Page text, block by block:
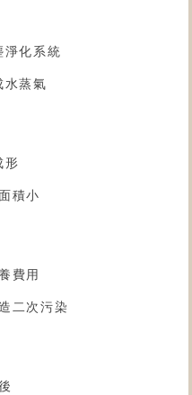
淨化系統
水蒸氣
形
積小
費用
二次污染